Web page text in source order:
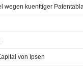
von Ipsen